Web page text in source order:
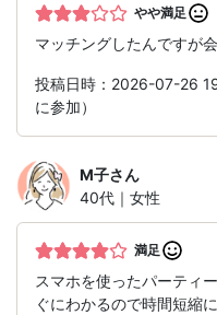
やや満足
マッチングしたんですが
投稿日時：2026-07-26
に参加）
M子さん
40代｜女性
満足
スマホを使ったパーティ
ぐにわかるので時間短縮